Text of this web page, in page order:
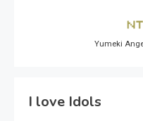
Yumeki
I love Idols